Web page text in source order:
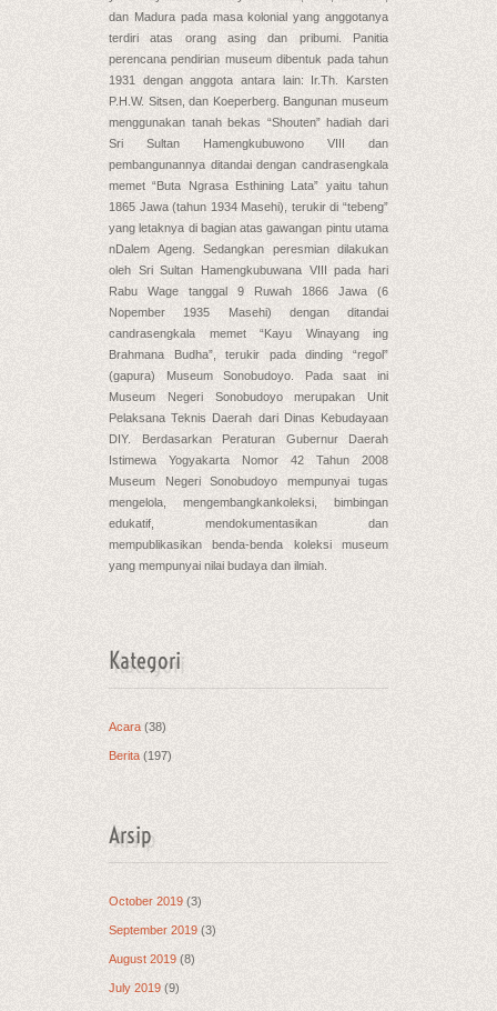
dan Madura pada masa kolonial yang anggotanya
terdiri atas orang asing dan pribumi. Panitia
perencana pendirian museum dibentuk pada tahun
1931 dengan anggota antara lain: Ir.Th. Karsten
P.H.W. Sitsen, dan Koeperberg. Bangunan museum
menggunakan tanah bekas “Shouten” hadiah dari
Sri Sultan Hamengkubuwono VIII dan
pembangunannya ditandai dengan candrasengkala
memet “Buta Ngrasa Esthining Lata” yaitu tahun
1865 Jawa (tahun 1934 Masehi), terukir di “tebeng”
yang letaknya di bagian atas gawangan pintu utama
nDalem Ageng. Sedangkan peresmian dilakukan
oleh Sri Sultan Hamengkubuwana VIII pada hari
Rabu Wage tanggal 9 Ruwah 1866 Jawa (6
Nopember 1935 Masehi) dengan ditandai
candrasengkala memet “Kayu Winayang ing
Brahmana Budha”, terukir pada dinding “regol”
(gapura) Museum Sonobudoyo. Pada saat ini
Museum Negeri Sonobudoyo merupakan Unit
Pelaksana Teknis Daerah dari Dinas Kebudayaan
DIY. Berdasarkan Peraturan Gubernur Daerah
Istimewa Yogyakarta Nomor 42 Tahun 2008
Museum Negeri Sonobudoyo mempunyai tugas
mengelola, mengembangkankoleksi, bimbingan
edukatif, mendokumentasikan dan
mempublikasikan benda-benda koleksi museum
yang mempunyai nilai budaya dan ilmiah.
Kategori
Acara (38)
Berita (197)
Arsip
October 2019 (3)
September 2019 (3)
August 2019 (8)
July 2019 (9)